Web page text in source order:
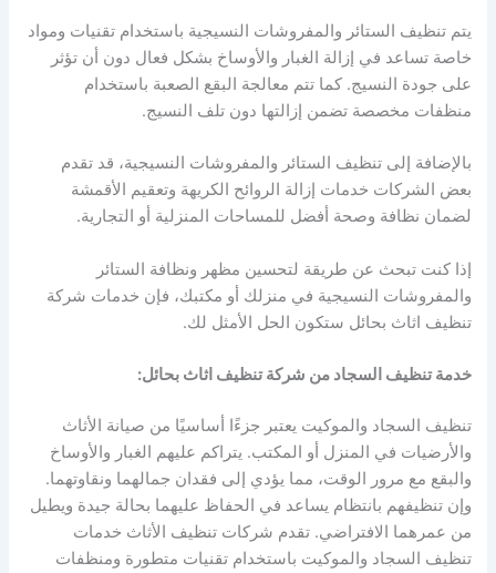
يتم تنظيف الستائر والمفروشات النسيجية باستخدام تقنيات ومواد
خاصة تساعد في إزالة الغبار والأوساخ بشكل فعال دون أن تؤثر
على جودة النسيج. كما تتم معالجة البقع الصعبة باستخدام
منظفات مخصصة تضمن إزالتها دون تلف النسيج.
بالإضافة إلى تنظيف الستائر والمفروشات النسيجية، قد تقدم
بعض الشركات خدمات إزالة الروائح الكريهة وتعقيم الأقمشة
لضمان نظافة وصحة أفضل للمساحات المنزلية أو التجارية.
إذا كنت تبحث عن طريقة لتحسين مظهر ونظافة الستائر
والمفروشات النسيجية في منزلك أو مكتبك، فإن خدمات شركة
تنظيف اثاث بحائل ستكون الحل الأمثل لك.
خدمة تنظيف السجاد من شركة تنظيف اثاث بحائل:
تنظيف السجاد والموكيت يعتبر جزءًا أساسيًا من صيانة الأثاث
والأرضيات في المنزل أو المكتب. يتراكم عليهم الغبار والأوساخ
والبقع مع مرور الوقت، مما يؤدي إلى فقدان جمالهما ونقاوتهما.
وإن تنظيفهم بانتظام يساعد في الحفاظ عليهما بحالة جيدة ويطيل
من عمرهما الافتراضي. تقدم شركات تنظيف الأثاث خدمات
تنظيف السجاد والموكيت باستخدام تقنيات متطورة ومنظفات